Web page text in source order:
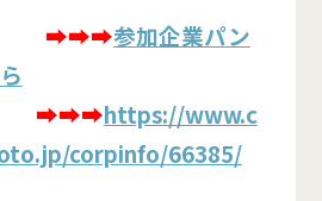
➡➡➡参加企業パン
https://www.c
corpinfo/66385/